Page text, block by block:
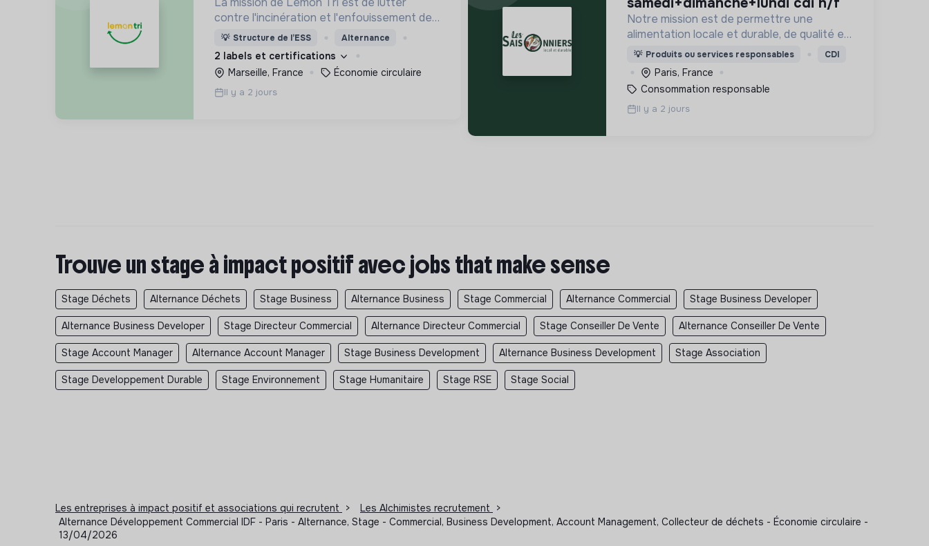
contre l'incinération et l'enfouissement des
déchets. Adoptez les bons zestes à nos
côtés !
💡 Structure de l’ESS Alternance
2 labels et certifications
Marseille, France
Économie circulaire
Il y a 2 jours
Notre mission est de permettre une
alimentation locale et durable, de qualité et
financièrement abordable.
💡 Produits ou services responsables CDI
Paris, France
Consommation responsable
Il y a 2 jours
Trouve un stage à impact positif avec jobs that make sense
Stage Déchets Alternance Déchets Stage Business Alternance Business Stage Commercial Alternance Commercial Stage Business Developer
Alternance Business Developer Stage Directeur Commercial Alternance Directeur Commercial Stage Conseiller De Vente Alternance Conseiller De Vente
Stage Account Manager Alternance Account Manager Stage Business Development Alternance Business Development Stage Association
Stage Developpement Durable Stage Environnement Stage Humanitaire Stage RSE Stage Social
Les entreprises à impact positif et associations qui recrutent > Les Alchimistes recrutement
>
Alternance Développement Commercial IDF - Paris - Alternance, Stage - Commercial, Business Development, Account Management, Collecteur de déchets - Économie circulaire -
13/04/2026